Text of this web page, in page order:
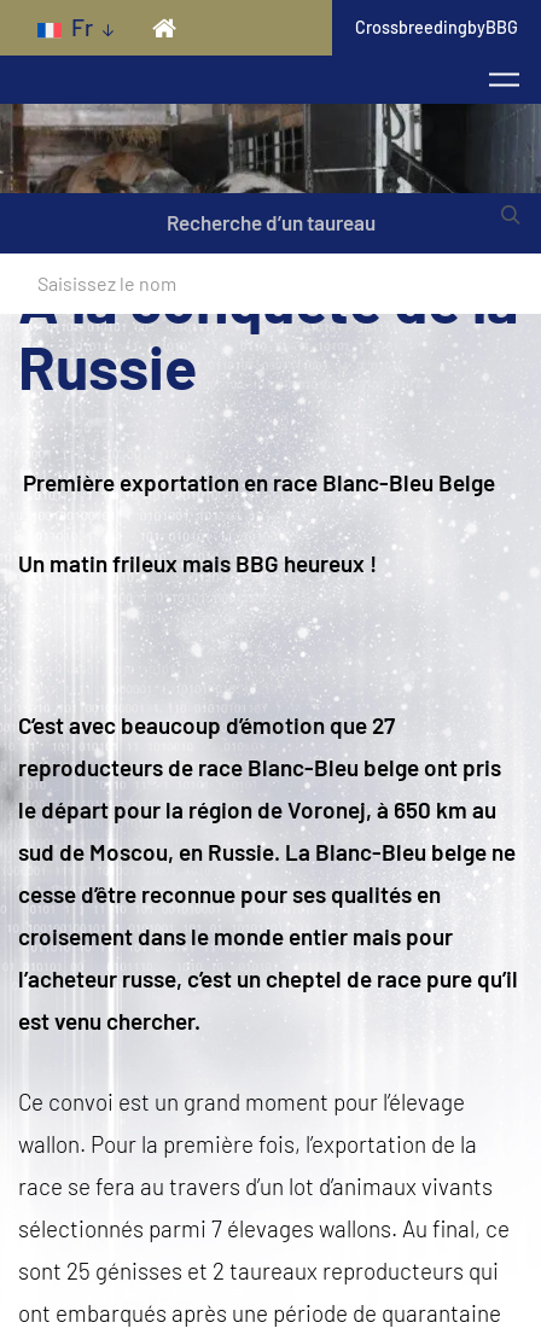
Skip to main content
Fr CrossbreedingbyBBG
Recherche d’un taureau
A la conquête de la
Russie
Première exportation en race Blanc-Bleu Belge
Un matin frileux mais BBG heureux !
C’est avec beaucoup d’émotion que 27
reproducteurs de race Blanc-Bleu belge ont pris
le départ pour la région de Voronej, à 650 km au
sud de Moscou, en Russie. La Blanc-Bleu belge ne
cesse d’être reconnue pour ses qualités en
croisement dans le monde entier mais pour
l’acheteur russe, c’est un cheptel de race pure qu’il
est venu chercher.
Ce convoi est un grand moment pour l’élevage
wallon. Pour la première fois, l’exportation de la
race se fera au travers d’un lot d’animaux vivants
sélectionnés parmi 7 élevages wallons. Au final, ce
sont 25 génisses et 2 taureaux reproducteurs qui
ont embarqués après une période de quarantaine